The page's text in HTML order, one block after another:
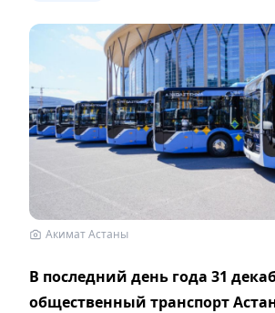
Акимат Астаны
В последний день года 31
общественный транспорт